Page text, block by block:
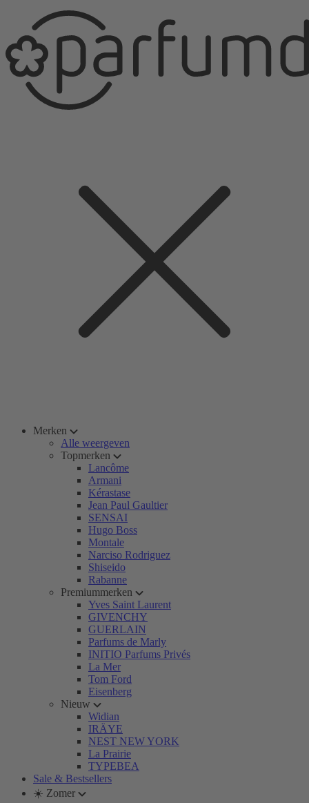
Merken
Alle weergeven
Topmerken
Lancôme
Armani
Kérastase
Jean Paul Gaultier
SENSAI
Hugo Boss
Montale
Narciso Rodriguez
Shiseido
Rabanne
Premiummerken
Yves Saint Laurent
GIVENCHY
GUERLAIN
Parfums de Marly
INITIO Parfums Privés
La Mer
Tom Ford
Eisenberg
Nieuw
Widian
IRÄYE
NEST NEW YORK
La Prairie
TYPEBEA
Sale & Bestsellers
☀️ Zomer